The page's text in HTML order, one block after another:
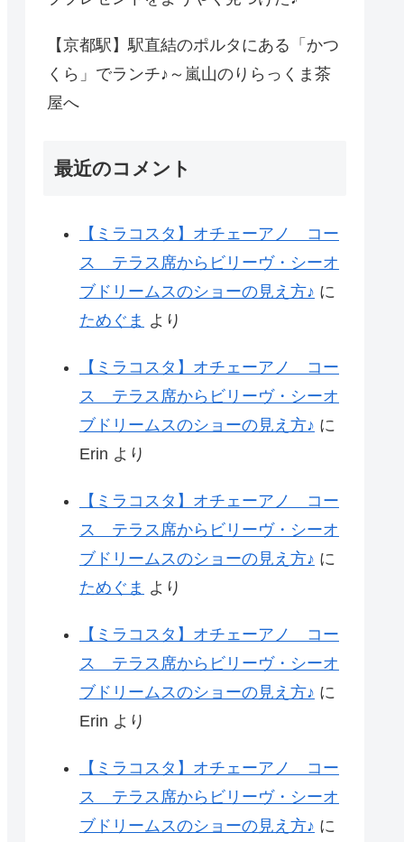
【京都駅】駅直結のポルタにある「かつ
くら」でランチ♪～嵐山のりらっくま茶
屋へ
最近のコメント
【ミラコスタ】オチェーアノ コー
ス テラス席からビリーヴ・シーオ
ブドリームスのショーの見え方♪ に
ためぐま より
【ミラコスタ】オチェーアノ コー
ス テラス席からビリーヴ・シーオ
ブドリームスのショーの見え方♪ に
Erin より
【ミラコスタ】オチェーアノ コー
ス テラス席からビリーヴ・シーオ
ブドリームスのショーの見え方♪ に
ためぐま より
【ミラコスタ】オチェーアノ コー
ス テラス席からビリーヴ・シーオ
ブドリームスのショーの見え方♪ に
Erin より
【ミラコスタ】オチェーアノ コー
ス テラス席からビリーヴ・シーオ
ブドリームスのショーの見え方♪ に